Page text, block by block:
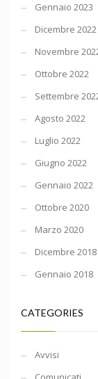
Gennaio 2023
Dicembre 2022
Novembre
Ottobre 2022
Settembre
Agosto 2022
Luglio 2022
Giugno 2022
Gennaio 2022
Ottobre 2020
Marzo 2020
Dicembre 2018
Gennaio 2018
CATEGORIES
Avvisi